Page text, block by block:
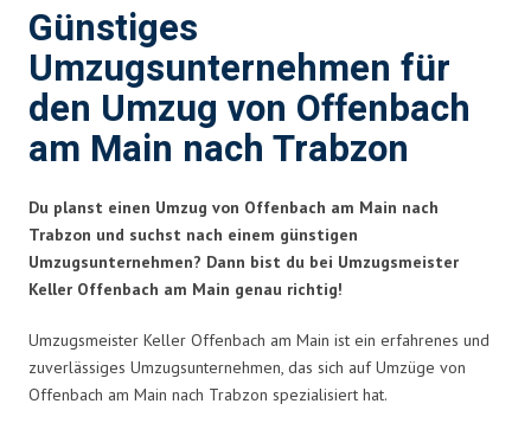
Günstiges
Umzugsunternehmen für
den Umzug von Offenbach
am Main nach Trabzon
Du planst einen Umzug von Offenbach am Main nach
Trabzon und suchst nach einem günstigen
Umzugsunternehmen? Dann bist du bei Umzugsmeister
Keller Offenbach am Main genau richtig!
Umzugsmeister Keller Offenbach am Main ist ein erfahrenes und
zuverlässiges Umzugsunternehmen, das sich auf Umzüge von
Offenbach am Main nach Trabzon spezialisiert hat.